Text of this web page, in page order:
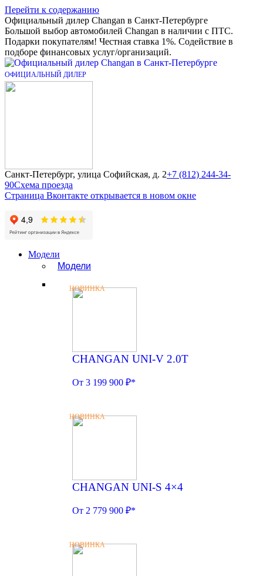
Перейти к содержанию
Официальный дилер Changan в Санкт-Петербурге
Большой выбор автомобилей Changan в наличии с ПТС.
Подарки покупателям! Честная ставка 1%. Содействие в
подборе финансовых услуг/организаций.
Санкт-Петербург, улица Софийская, д. 2+7 (812) 244-34-
90Схема проезда
Страница Вконтакте открывается в новом окне
Модели
Модели
НОВИНКА
CHANGAN UNI-V 2.0T
От 3 199 900 ₽*
НОВИНКА
CHANGAN UNI-S 4×4
От 2 779 900 ₽*
НОВИНКА